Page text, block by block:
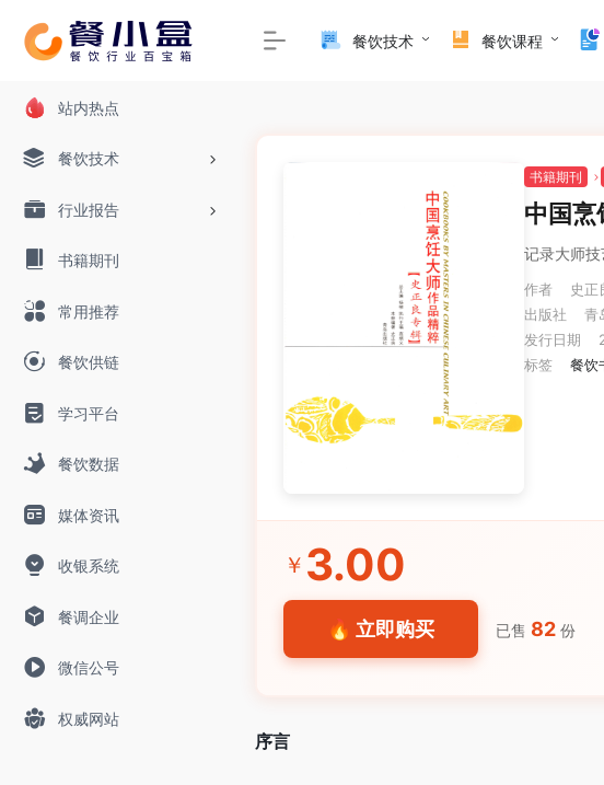
站内热点
餐饮技术
行业报告
书籍期刊
常用推荐
餐饮供链
学习平台
餐饮数据
媒体资讯
收银系统
餐调企业
微信公号
权威网站
餐饮技术 餐饮课程
书籍期刊
中国烹
记录大师
作者
史正
出版社
青
发行日期
标签
餐饮
￥ 3.00
🔥 立即购买 已售 82 份
序言